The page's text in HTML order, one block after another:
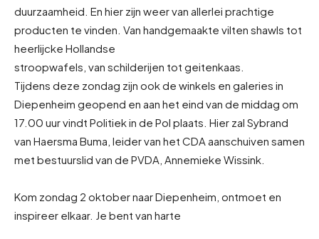
duurzaamheid. En hier zijn weer van allerlei prachtige
producten te vinden. Van handgemaakte vilten shawls tot
heerlijcke Hollandse
stroopwafels, van schilderijen tot geitenkaas.
Tijdens deze zondag zijn ook de winkels en galeries in
Diepenheim geopend en aan het eind van de middag om
17.00 uur vindt Politiek in de Pol plaats. Hier zal Sybrand
van Haersma Buma, leider van het CDA aanschuiven samen
met bestuurslid van de PVDA, Annemieke Wissink.
Kom zondag 2 oktober naar Diepenheim, ontmoet en
inspireer elkaar. Je bent van harte